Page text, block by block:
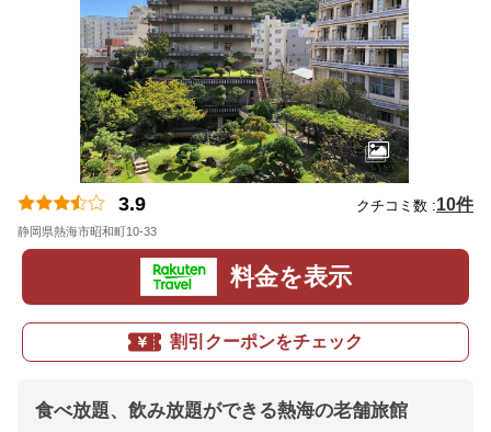
3.9 クチコミ数 :10件
静岡県熱海市昭和町10-33
料金を表示
割引クーポンをチェック
食べ放題、飲み放題ができる熱海の老舗旅館